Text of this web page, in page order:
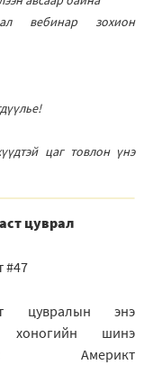
вебинар зохион
цаг товлон үнэ
цуврал
#47
цувралын энэ
хоногийн шинэ
Америкт